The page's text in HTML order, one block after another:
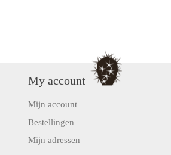
My account
Mijn account
Bestellingen
Mijn adressen